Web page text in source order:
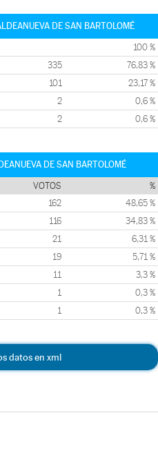
DE SAN BARTOLOMÉ
100 %
335 76,83 %
101 23,17 %
2 0,6 %
2 0,6 %
DE SAN BARTOLOMÉ
VOTOS %
162 48,65 %
116 34,83 %
21 6,31 %
19 5,71 %
11 3,3 %
1 0,3 %
1 0,3 %
datos en xml